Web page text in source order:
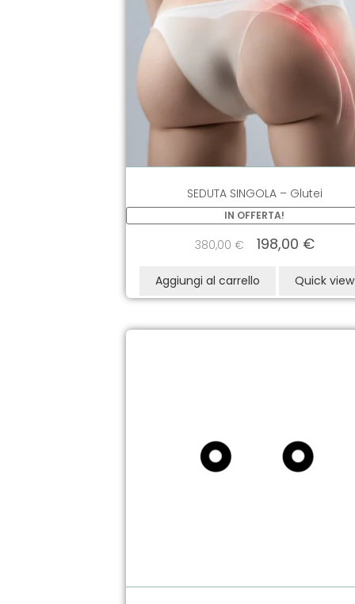
SEDUTA SINGOLA – Glutei
IN OFFERTA!
380,00 € 198,00 €
Aggiungi al carrello Quick view